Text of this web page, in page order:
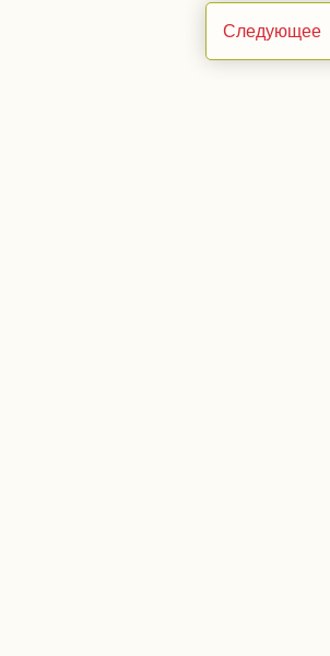
Следующее